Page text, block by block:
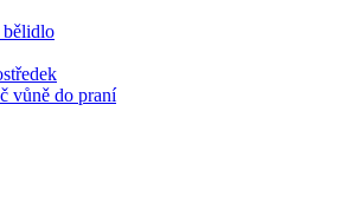
bělidlo
vůně do praní